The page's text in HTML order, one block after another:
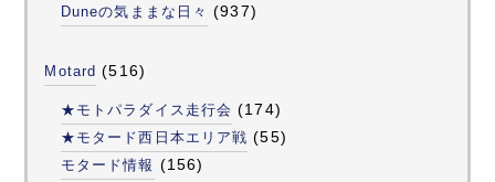
Duneの気ままな日々 (937)
Motard (516)
★モトパラダイス走行会 (174)
★モタード西日本エリア戦 (55)
モタード情報 (156)